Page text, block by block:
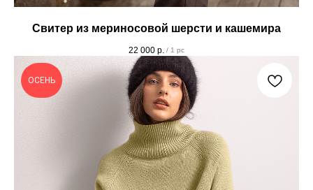
Свитер из мериносовой шерсти и кашемира
22 000 р. / 1 pc
ОСЕНЬ